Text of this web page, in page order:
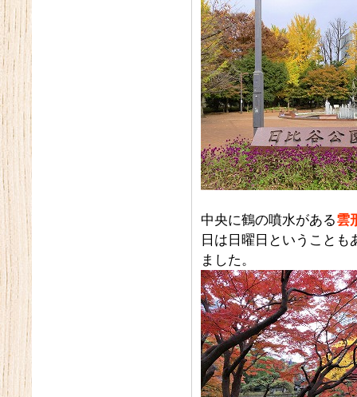
中央に鶴の噴水がある雲
日は日曜日ということ
ました。